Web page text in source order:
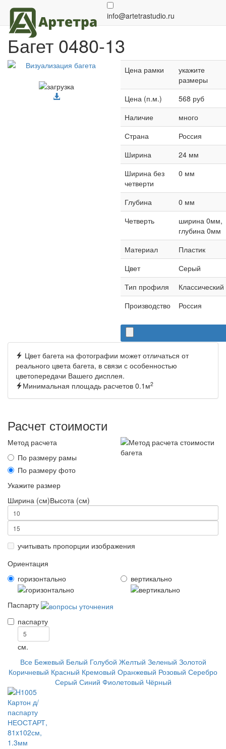
info@artetrastudio.ru
назад в каталог Багет 0480-13
Багет 0480-13
Цена рамки
укажите
размеры
Цена (п.м.)
568 руб
Наличие
много
Страна
Россия
Ширина
24 мм
Ширина без
четверти
0 мм
Глубина
0 мм
Четверть
ширина 0мм,
глубина 0мм
Материал
Пластик
Цвет
Серый
Тип профиля
Классический
Производство
Россия
Цвет багета на фотографии может отличаться от
реального цвета багета, в связи с особенностью
цветопередачи Вашего дисплея.
Минимальная площадь расчетов 0.1м2
Расчет стоимости
Метод расчета
По размеру рамы
По размеру фото
Укажите размер
Ширина (см)Высота (см)
учитывать пропорции изображения
Ориентация
горизонтально
вертикально
Паспарту
паспарту
см.
Все Бежевый Белый Голубой Желтый Зеленый Золотой
Коричневый Красный Кремовый Оранжевый Розовый Серебро
Серый Синий Фиолетовый Чёрный